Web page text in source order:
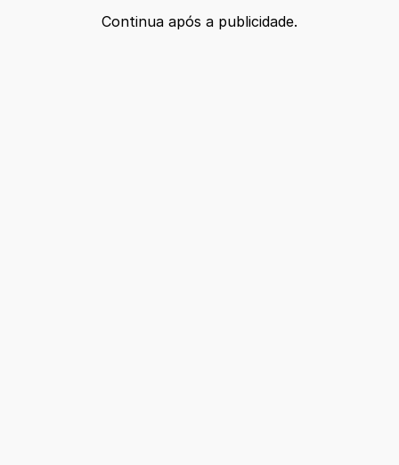
Continua após a publicidade.